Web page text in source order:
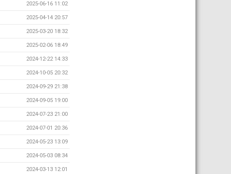
2025-06-16 11:02
2025-04-14 20:57
2025-03-20 18:32
2025-02-06 18:49
2024-12-22 14:33
2024-10-05 20:32
2024-09-29 21:38
2024-09-05 19:00
2024-07-23 21:00
2024-07-01 20:36
2024-05-23 13:09
2024-05-03 08:34
2024-03-13 12:01